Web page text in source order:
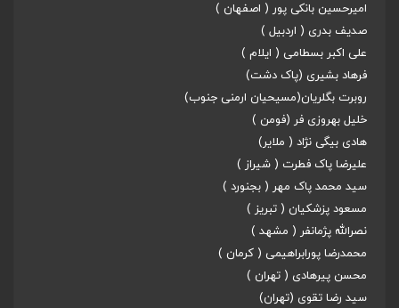
امیرحسین بانکی پور ( اصفهان )
صدیف بدری ( اردبیل )
علی اکبر بسطامی ( ایلام )
فرهاد بشیری (پاک دشت)
روبرت بگلریان(مسیحیان ارمنی جنوب)
خلیل بهروزی فر (فومن )
هادی بیگی نژاد ( ملایر)
علیرضا پاک فطرت ( شیراز )
سید محمد پاک مهر ( بجنورد )
مسعود پزشکیان ( تبریز )
نصرالله پژمانفر ( مشهد )
محمدرضا پورابراهیمی ( کرمان )
محسن پیرهادی ( تهران )
سید رضا تقوی (تهران)